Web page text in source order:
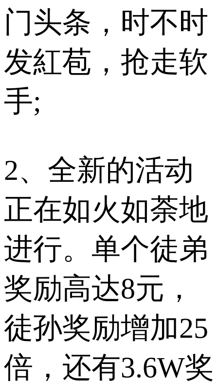
门头条，时不时
发紅苞，抢走软
手;
2、全新的活动
正在如火如荼地
进行。单个徒弟
奖励高达8元，
徒孙奖励增加25
倍，还有3.6W奖